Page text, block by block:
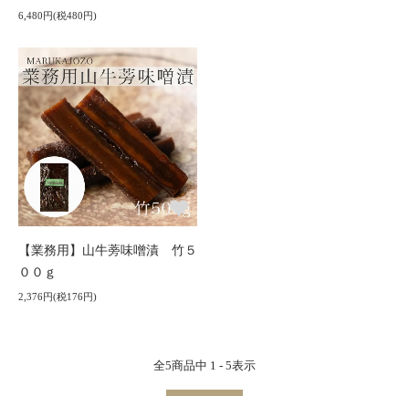
6,480円(税480円)
【業務用】山牛蒡味噌漬 竹５
００ｇ
2,376円(税176円)
全5商品中 1 - 5表示